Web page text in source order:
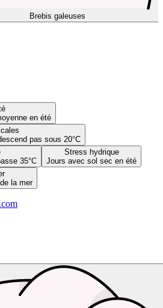
Brebis galeuses
en été
pas sous 20°C
35°C
Stress hydrique
Jours avec sol sec en été
la mer